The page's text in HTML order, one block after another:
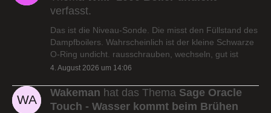
verfasst.
Das ist die Niveau-Sonde. Die misst den Füllstand des
Dampfboilers. Wahrscheinlich ist der kleine Schwarze
O-Ring undicht. rausschrauben, wechseln, gut ist
4. August 2026 um 14:06
Wakeman hat das Thema Sage Oracle
Touch - Wasser kommt beim Brühen